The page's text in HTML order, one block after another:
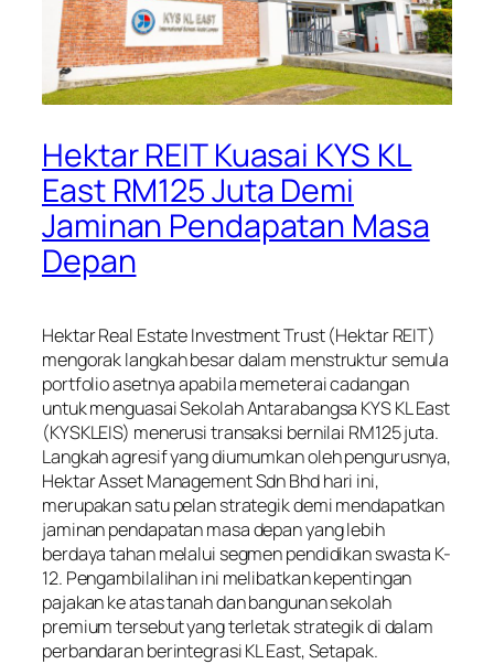
Hektar REIT Kuasai KYS KL
East RM125 Juta Demi
Jaminan Pendapatan Masa
Depan
Hektar Real Estate Investment Trust (Hektar REIT)
mengorak langkah besar dalam menstruktur semula
portfolio asetnya apabila memeterai cadangan
untuk menguasai Sekolah Antarabangsa KYS KL East
(KYSKLEIS) menerusi transaksi bernilai RM125 juta.
Langkah agresif yang diumumkan oleh pengurusnya,
Hektar Asset Management Sdn Bhd hari ini,
merupakan satu pelan strategik demi mendapatkan
jaminan pendapatan masa depan yang lebih
berdaya tahan melalui segmen pendidikan swasta K-
12. Pengambilalihan ini melibatkan kepentingan
pajakan ke atas tanah dan bangunan sekolah
premium tersebut yang terletak strategik di dalam
perbandaran berintegrasi KL East, Setapak.